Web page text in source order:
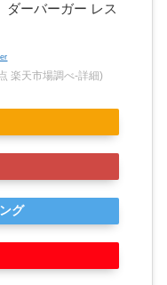
ダーバーガー レス
楽天市場調べ-詳細)
グ